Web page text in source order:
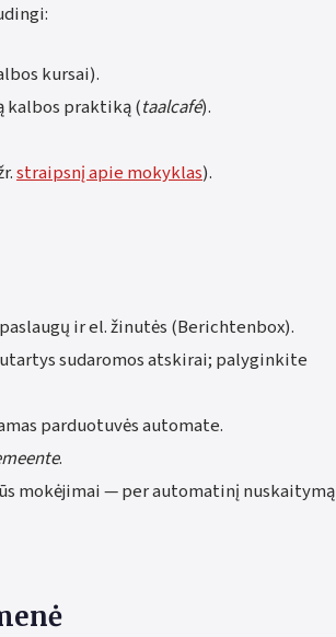
kursai).
kalbos praktiką (taalcafé).
straipsnį apie mokyklas).
ir el. žinutės (Berichtenbox).
sudaromos atskirai; palyginkite
parduotuvės automate.
.
mokėjimai — per automatinį nuskaitymą